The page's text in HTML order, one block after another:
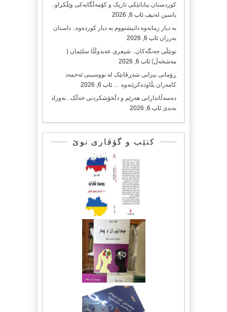
کوردستان بیابانێکی تاریک و کۆمەڵگایەکی وێڵکراو..
یاسین لەتیف ئاب 6, 2026
بە دیار زمانەوە دانیشتووم بە دیار کوردەوە.. داستان
بەرزان ئاب 6, 2026
تونێڵی جەنگەکان.. شیعری عەبدوڵڵا سلێمان (
مەشخەڵ) ئاب 6, 2026
ڕۆمانی بیرانی شەڕڤانێک لە نووسینی ئەحمەد
کامەران بڵاودەکرێتەوە … ئاب 6, 2026
دەسەڵاتدارانی هەرێم و دڵخۆشکردنی خەڵک.. نەوزاد
بەندی ئاب 6, 2026
کتێب و گۆڤاری نوێ